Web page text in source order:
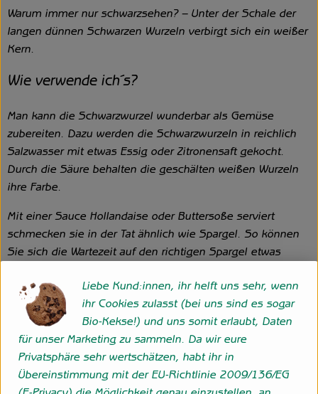
Warum immer nur schwarzsehen? – Unter der Schale der
langen dünnen Schwarzen Wurzeln verbirgt sich ein weißer
Kern.
Wie verwende ich´s?
Man kann die Schwarzwurzel wunderbar als Gemüse
zubereiten. Dazu werden die Schwarzwurzeln in reichlich
Salzwasser mit etwas Essig oder Zitronensaft gekocht.
Durch die Säure behalten die geschälten weißen Wurzeln
ihre Farbe.
Mit einer Sauce Hollandaise oder Buttersoße serviert
schmecken sie in der Tat ähnlich wie Spargel. So können
Sie sich die Wartezeit auf den richtigen Spargel etwas
Weiß wie Schnee - Nicht zuletzt weil die langen, dünnen
Wurzeln nicht leicht zu schälen sind, werden sie leider oft
nur selten frisch zubereitet. Mit etwas Übung und ein paar
Tipps kann man das Problem aber bei der Wurzel packen.
Was ist drin?
Liebe Kund:innen, ihr helft uns sehr, wenn
ihr Cookies zulasst (bei uns sind es sogar
Bio-Kekse!) und uns somit erlaubt, Daten
für unser Marketing zu sammeln. Da wir eure
Privatsphäre sehr wertschätzen, habt ihr in
Übereinstimmung mit der EU-Richtlinie 2009/136/EG